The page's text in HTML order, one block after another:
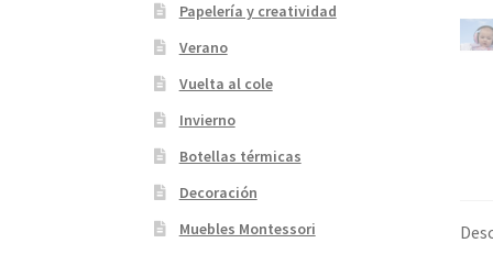
Papelería y creatividad
Verano
Vuelta al cole
Invierno
Botellas térmicas
Decoración
Muebles Montessori